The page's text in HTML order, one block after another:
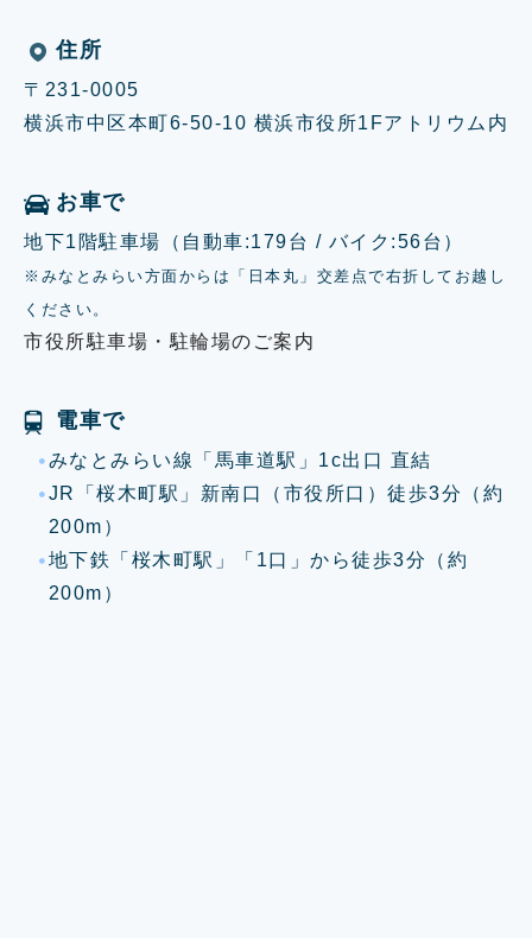
住所
〒231-0005
横浜市中区本町6-50-10 横浜市役所1Fアトリウム内
お車で
地下1階駐車場（自動車:179台 / バイク:56台）
※みなとみらい方面からは「日本丸」交差点で右折してお越し
ください。
市役所駐車場・駐輪場のご案内
電車で
みなとみらい線「馬車道駅」1c出口 直結
JR「桜木町駅」新南口（市役所口）徒歩3分（約
200m）
地下鉄「桜木町駅」「1口」から徒歩3分（約
200m）